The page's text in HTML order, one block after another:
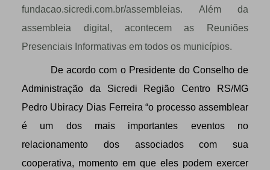
fundacao.sicredi.com.br/assembleias. Além da
assembleia digital, acontecem as Reuniões
Presenciais Informativas em todos os municípios.
De acordo com o Presidente do Conselho de
Administração da Sicredi Região Centro RS/MG
Pedro Ubiracy Dias Ferreira “o processo assemblear
é um dos mais importantes eventos no
relacionamento dos associados com sua
cooperativa, momento em que eles podem exercer